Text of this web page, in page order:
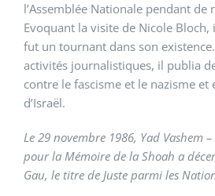
l’Assemblée Nationale pendant de
Evoquant la visite de Nicole
fut un tournant dans son
activités journalistiques, il publia
contre le fascisme et le nazisme et
d’Israël.
Le 29 novembre 1986, Yad Vashem
pour la Mémoire de la Shoah a
Gau, le titre de Juste parmi les